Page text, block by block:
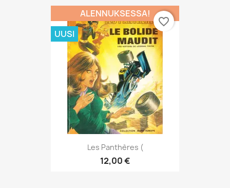
Les Panthères (
12,00 €
ALENNUKSESSA!
UUSI
favorite_border